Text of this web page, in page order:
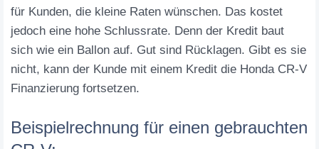
für Kunden, die kleine Raten wünschen. Das kostet
jedoch eine hohe Schlussrate. Denn der Kredit baut
sich wie ein Ballon auf. Gut sind Rücklagen. Gibt es sie
nicht, kann der Kunde mit einem Kredit die Honda CR-V
Finanzierung fortsetzen.
Beispielrechnung für einen gebrauchten